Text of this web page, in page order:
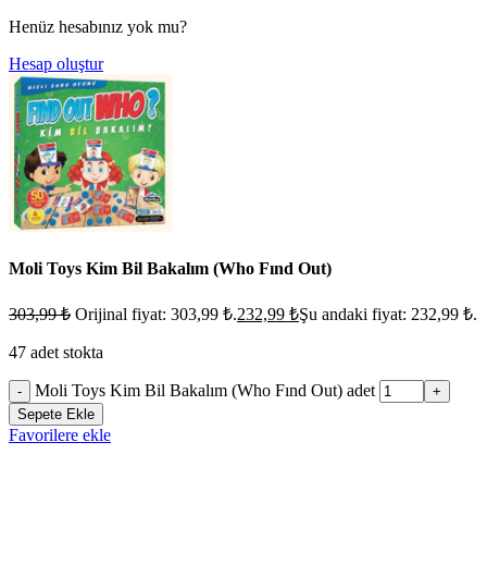
Henüz hesabınız yok mu?
Hesap oluştur
Moli Toys Kim Bil Bakalım (Who Fınd Out)
303,99₺ Orijinal fiyat: 303,99 ₺.232,99 ₺Şu andaki fiyat: 232,99 ₺.
47 adet stokta
- Moli Toys Kim Bil Bakalım (Who Fınd Out) adet
+
Sepete Ekle
Favorilere ekle